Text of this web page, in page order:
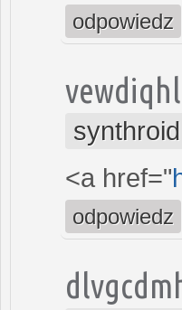
odpowiedz
vewdiqhl
<a href="
odpowiedz